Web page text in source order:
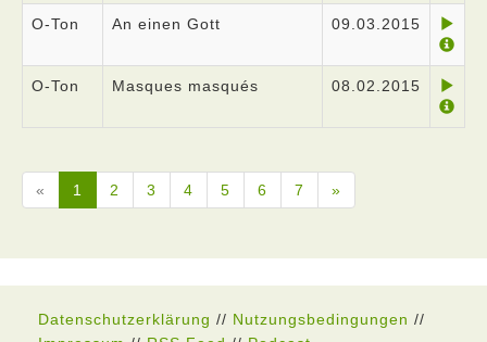
O-Ton An einen Gott 09.03.2015
O-Ton Masques masqués 08.02.2015
« 1 2 3 4 5 6 7 »
Datenschutzerklärung // Nutzungsbedingungen //